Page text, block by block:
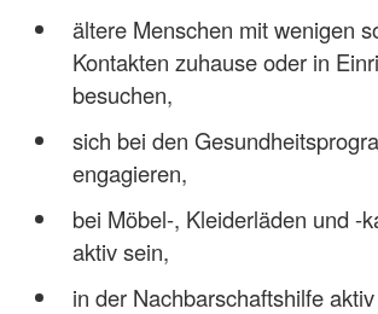
ältere Menschen mit wenigen
Kontakten zuhause oder in
besuchen,
sich bei den
engagieren,
bei Möbel-, Kleiderläden und -
aktiv sein,
in der Nachbarschaftshilfe